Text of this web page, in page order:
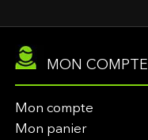
MON COMPTE
Mon compte
Mon panier